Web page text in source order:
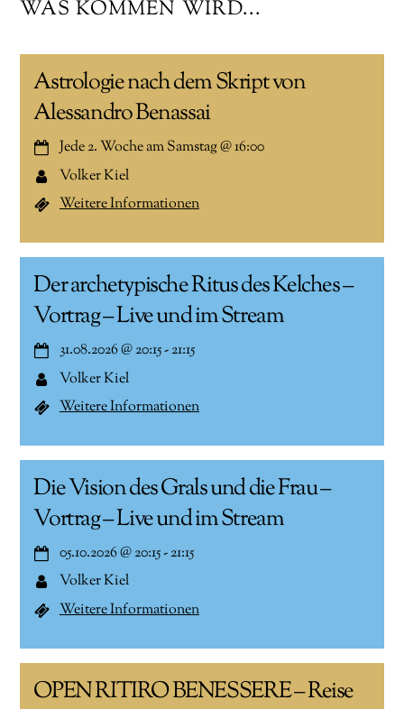
WAS KOMMEN WIRD...
Astrologie nach dem Skript von
Alessandro Benassai
Jede 2. Woche am Samstag@16:00
Volker Kiel
Weitere Informationen
Der archetypische Ritus des Kelches –
Vortrag – Live und im Stream
31.08.2026@20:15-21:15
Volker Kiel
Weitere Informationen
Die Vision des Grals und die Frau –
Vortrag – Live und im Stream
05.10.2026@20:15-21:15
Volker Kiel
Weitere Informationen
OPEN RITIRO BENESSERE – Reise